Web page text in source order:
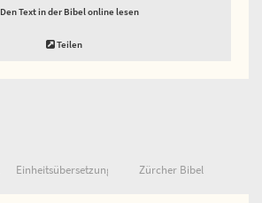
Den Text in der Bibel online lesen
Teilen
Einheitsübersetzung Zürcher Bibel